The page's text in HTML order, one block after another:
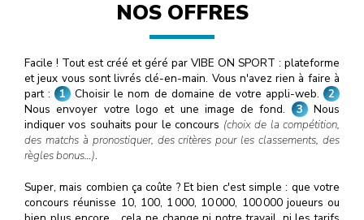
NOS OFFRES
Facile ! Tout est créé et géré par VIBE ON SPORT : plateforme
et jeux vous sont livrés clé-en-main. Vous n'avez rien à faire à
part : 1 Choisir le nom de domaine de votre appli-web. 2
Nous envoyer votre logo et une image de fond.
3 Nous
indiquer vos souhaits pour le concours (choix de la compétition,
des matchs à pronostiquer, des critères pour les classements, des
règles bonus…).
Super, mais combien ça coûte ? Et bien c'est simple : que votre
concours réunisse 10, 100, 1000, 10000, 100000joueurs ou